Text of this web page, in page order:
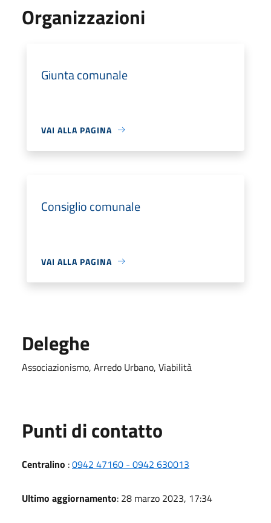
Organizzazioni
Giunta comunale
VAI ALLA PAGINA
Consiglio comunale
VAI ALLA PAGINA
Deleghe
Associazionismo, Arredo Urbano, Viabilità
Punti di contatto
Centralino :0942 47160 - 0942 630013
Ultimo aggiornamento: 28 marzo 2023, 17:34